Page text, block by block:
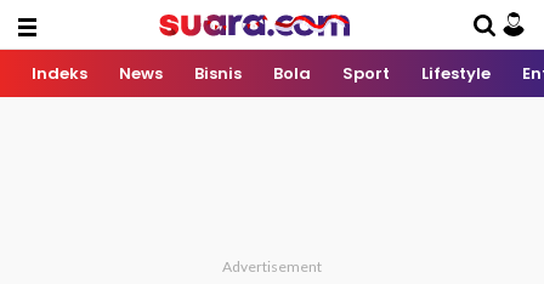
Indeks News Bisnis Bola Sport Lifestyle